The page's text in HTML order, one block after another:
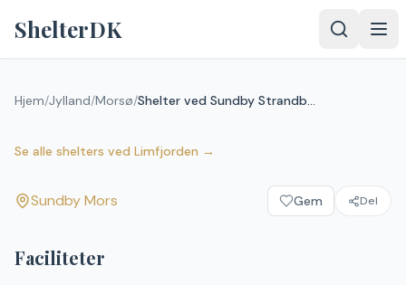
ShelterDK
Hjem/Jylland/Morsø/ Shelter ved Sundby Strandbad
Se alle shelters ved Limfjorden →
Shelter ved Sundby Strandbad
Sundby Mors
Sundby Mors Gem Del
Faciliteter